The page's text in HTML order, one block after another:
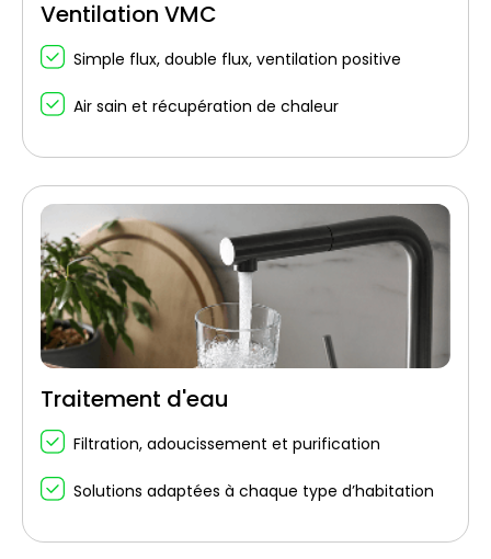
Ventilation VMC
Simple flux, double flux, ventilation positive
Air sain et récupération de chaleur
Traitement d'eau
Filtration, adoucissement et purification
Solutions adaptées à chaque type d’habitation